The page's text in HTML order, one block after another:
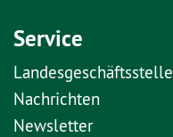
Service
Landesgeschäftsstelle
Nachrichten
Newsletter